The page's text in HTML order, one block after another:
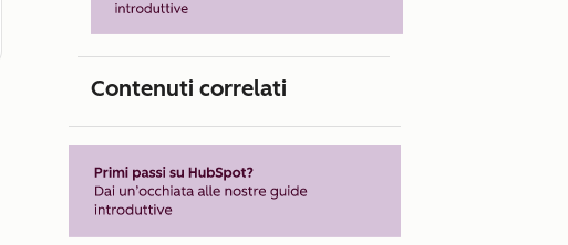
Contenuti correlati